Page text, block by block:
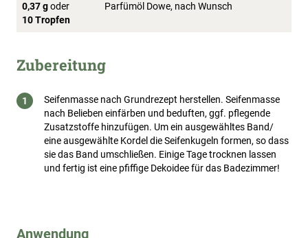
0,37 goder
10 Tropfen
Parfümöl Dowe, nach Wunsch
Zubereitung
Seifenmasse nach Grundrezept herstellen. Seifenmasse
nach Belieben einfärben und beduften, ggf. pflegende
Zusatzstoffe hinzufügen. Um ein ausgewähltes Band/
eine ausgewählte Kordel die Seifenkugeln formen, so dass
sie das Band umschließen. Einige Tage trocknen lassen
und fertig ist eine pfiffige Dekoidee für das Badezimmer!
Anwendung